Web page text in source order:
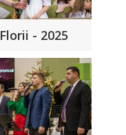
Florii - 2025